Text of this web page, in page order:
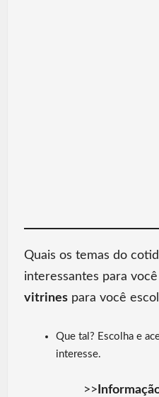
Quais os temas do
interessantes para
vitrinespara você
Que tal? Escolha e
interesse.
>>